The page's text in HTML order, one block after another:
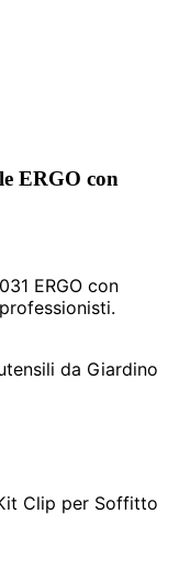
ERGO con
ERGO con
da Giardino
Clip per Soffitto